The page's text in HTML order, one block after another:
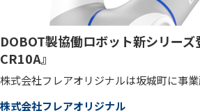
DOBOT製協働ロボット新シリー
CR10A』
株式会社フレアオリジナルは坂城町に事
株式会社フレアオリジナル